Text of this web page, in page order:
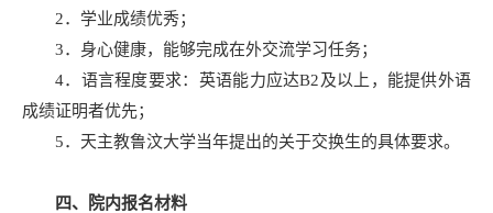
2．学业成绩优秀；
3．身心健康，能够完成在外交流学习任务；
4．语言程度要求：英语能力应达B2及以上，能提供外语
成绩证明者优先；
5．天主教鲁汶大学当年提出的关于交换生的具体要求。
四、院内报名材料